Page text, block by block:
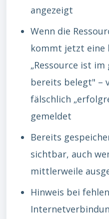
angezeigt
Wenn die
kommt jetzt eine
„Ressource ist
bereits belegt" –
fälschlich
gemeldet
Bereits
sichtbar, auch
mittlerweile
Hinweis bei